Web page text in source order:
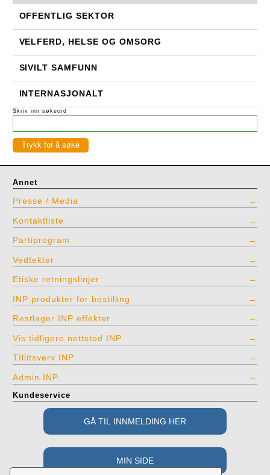
OFFENTLIG SEKTOR
VELFERD, HELSE OG OMSORG
SIVILT SAMFUNN
INTERNASJONALT
Skriv inn søkeord
Annet
Presse / Media
Kontaktliste
Partiprogram
Vedtekter
Etiske retningslinjer
INP produkter for bestilling
Restlager INP effekter
Vis tidligere nettsted INP
TIllitsverv INP
Admin INP
Kundeservice